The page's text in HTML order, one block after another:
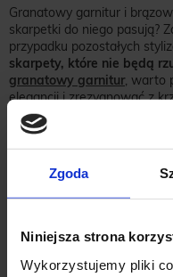
Zgoda
Niniejsza strona
Wykorzystujemy pliki
Granatowy garnitur i
skarpetki do niego pasują?
przypadku pozostałych
skarpety, które nie będą
granatowy garnitur, warto
elegancji i zrezygnować z